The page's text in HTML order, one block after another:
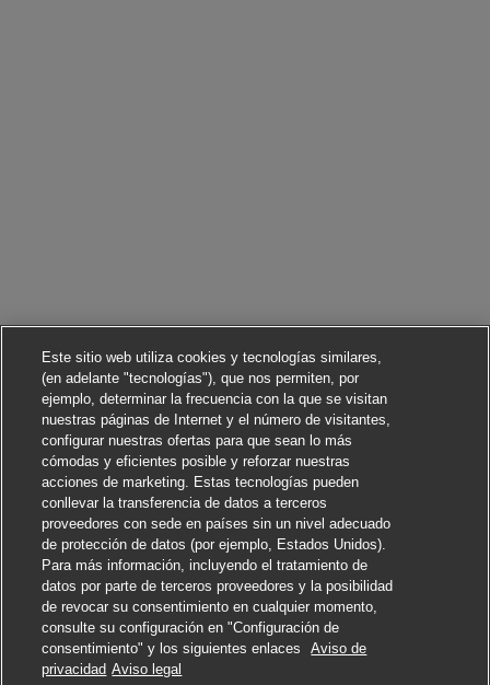
Este sitio web utiliza cookies y tecnologías similares,
(en adelante "tecnologías"), que nos permiten, por
ejemplo, determinar la frecuencia con la que se visitan
nuestras páginas de Internet y el número de visitantes,
configurar nuestras ofertas para que sean lo más
cómodas y eficientes posible y reforzar nuestras
acciones de marketing. Estas tecnologías pueden
conllevar la transferencia de datos a terceros
proveedores con sede en países sin un nivel adecuado
de protección de datos (por ejemplo, Estados Unidos).
Para más información, incluyendo el tratamiento de
datos por parte de terceros proveedores y la posibilidad
de revocar su consentimiento en cualquier momento,
consulte su configuración en "Configuración de
consentimiento" y los siguientes enlaces
Aviso de
privacidad Aviso legal